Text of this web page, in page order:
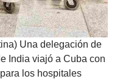
Una delegación de
India viajó a Cuba con
los hospitales